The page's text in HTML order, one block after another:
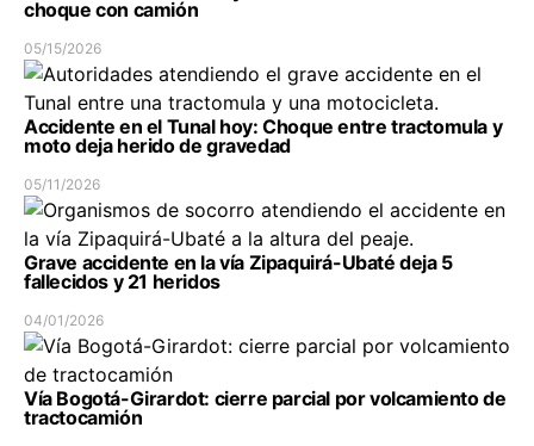
choque con camión
05/15/2026
Accidente en el Tunal hoy: Choque entre tractomula y
moto deja herido de gravedad
05/11/2026
Grave accidente en la vía Zipaquirá-Ubaté deja 5
fallecidos y 21 heridos
04/01/2026
Vía Bogotá-Girardot: cierre parcial por volcamiento de
tractocamión